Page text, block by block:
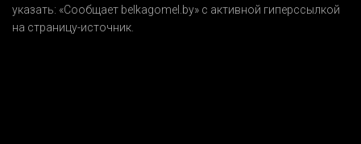
указать: «Сообщает belkagomel.by» с активной гиперссылкой
на страницу-источник.